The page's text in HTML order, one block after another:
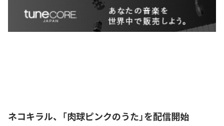
ネコキラル、「肉球ピンクのうた」を配信開始